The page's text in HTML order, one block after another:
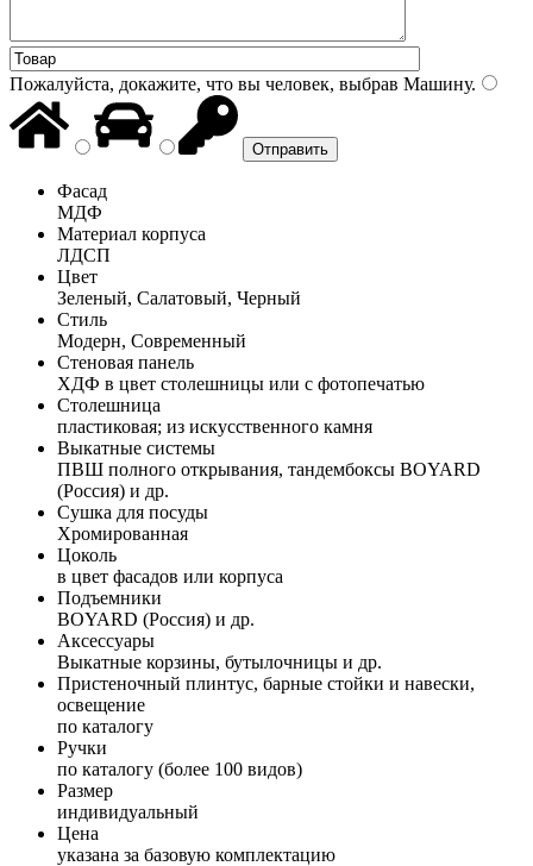
Пожалуйста, докажите, что вы человек, выбрав Машину.
Фасад
МДФ
Материал корпуса
ЛДСП
Цвет
Зеленый, Салатовый, Черный
Стиль
Модерн, Современный
Стеновая панель
ХДФ в цвет столешницы или с фотопечатью
Столешница
пластиковая; из искусственного камня
Выкатные системы
ПВШ полного открывания, тандембоксы BOYARD
(Россия) и др.
Сушка для посуды
Хромированная
Цоколь
в цвет фасадов или корпуса
Подъемники
BOYARD (Россия) и др.
Аксессуары
Выкатные корзины, бутылочницы и др.
Пристеночный плинтус, барные стойки и навески,
освещение
по каталогу
Ручки
по каталогу (более 100 видов)
Размер
индивидуальный
Цена
указана за базовую комплектацию